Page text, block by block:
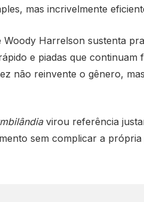
mas incrivelmente
Harrelson sustenta
e piadas que continuam
não reinvente o gênero,
virou referência
sem complicar a